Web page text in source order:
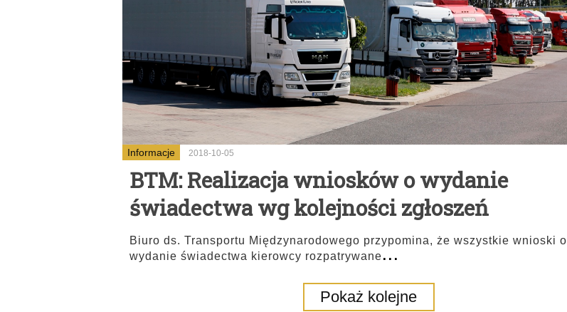
Informacje 2018-10-05
BTM: Realizacja wniosków o wydanie
świadectwa wg kolejności zgłoszeń
Biuro ds. Transportu Międzynarodowego przypomina, że wszystkie wnioski o
wydanie świadectwa kierowcy rozpatrywane...
Pokaż kolejne